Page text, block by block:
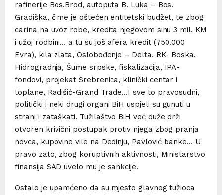
rafinerije Bos.Brod, autoputa B. Luka – Bos.
Gradiška, čime je oštećen entitetski budžet, te zbog
carina na uvoz robe, kredita njegovom sinu 3 mil. KM
i užoj rodbini… a tu su još afera kredit (750.000
Evra), kila zlata, Oslobođenje – Delta, RK- Boska,
Hidrogradnja, Šume srpske, fiskalizacija, IPA-
fondovi, projekat Srebrenica, klinički centar i
toplane, Radišić-Grand Trade…I sve to pravosudni,
politički i neki drugi organi BiH uspjeli su gunuti u
strani i zataškati. Tužilaštvo BiH već duže drži
otvoren krivični postupak protiv njega zbog pranja
novca, kupovine vile na Dedinju, Pavlović banke… U
pravo zato, zbog koruptivnih aktivnosti, Ministarstvo
finansija SAD uvelo mu je sankcije.
Ostalo je upamćeno da su mjesto glavnog tužioca